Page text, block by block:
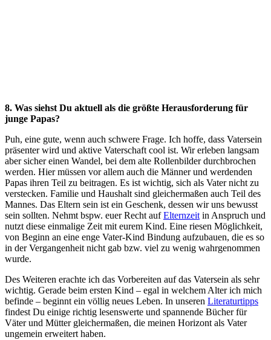
8. Was siehst Du aktuell als die größte Herausforderung für
junge Papas?
Puh, eine gute, wenn auch schwere Frage. Ich hoffe, dass Vatersein
präsenter wird und aktive Vaterschaft cool ist. Wir erleben langsam
aber sicher einen Wandel, bei dem alte Rollenbilder durchbrochen
werden. Hier müssen vor allem auch die Männer und werdenden
Papas ihren Teil zu beitragen. Es ist wichtig, sich als Vater nicht zu
verstecken. Familie und Haushalt sind gleichermaßen auch Teil des
Mannes. Das Eltern sein ist ein Geschenk, dessen wir uns bewusst
sein sollten. Nehmt bspw. euer Recht aufElternzeitin Anspruch und
nutzt diese einmalige Zeit mit eurem Kind. Eine riesen Möglichkeit,
von Beginn an eine enge Vater-Kind Bindung aufzubauen, die es so
in der Vergangenheit nicht gab bzw. viel zu wenig wahrgenommen
wurde.
Des Weiteren erachte ich das Vorbereiten auf das Vatersein als sehr
wichtig. Gerade beim ersten Kind – egal in welchem Alter ich mich
befinde – beginnt ein völlig neues Leben. In unseren Literaturtipps
findest Du einige richtig lesenswerte und spannende Bücher für
Väter und Mütter gleichermaßen, die meinen Horizont als Vater
ungemein erweitert haben.